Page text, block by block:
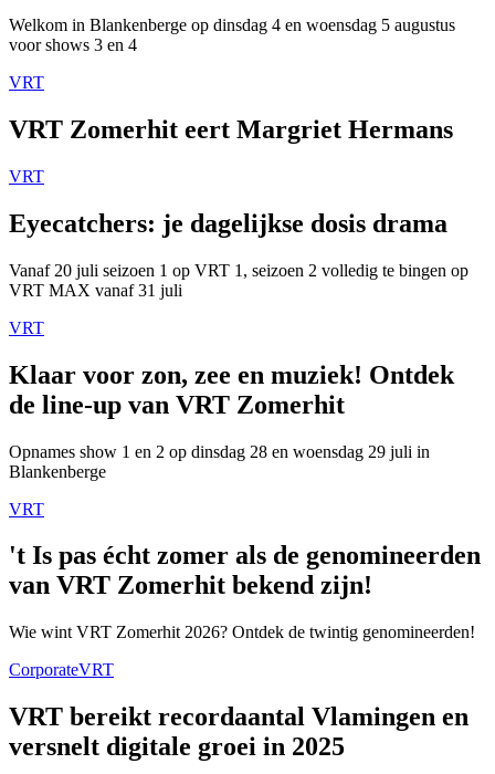
Welkom in Blankenberge op dinsdag 4 en woensdag 5 augustus
voor shows 3 en 4
VRT
VRT Zomerhit eert Margriet Hermans
VRT
Eyecatchers: je dagelijkse dosis drama
Vanaf 20 juli seizoen 1 op VRT 1, seizoen 2 volledig te bingen op
VRT MAX vanaf 31 juli
VRT
Klaar voor zon, zee en muziek! Ontdek
de line-up van VRT Zomerhit
Opnames show 1 en 2 op dinsdag 28 en woensdag 29 juli in
Blankenberge
VRT
't Is pas écht zomer als de genomineerden
van VRT Zomerhit bekend zijn!
Wie wint VRT Zomerhit 2026? Ontdek de twintig genomineerden!
CorporateVRT
VRT bereikt recordaantal Vlamingen en
versnelt digitale groei in 2025